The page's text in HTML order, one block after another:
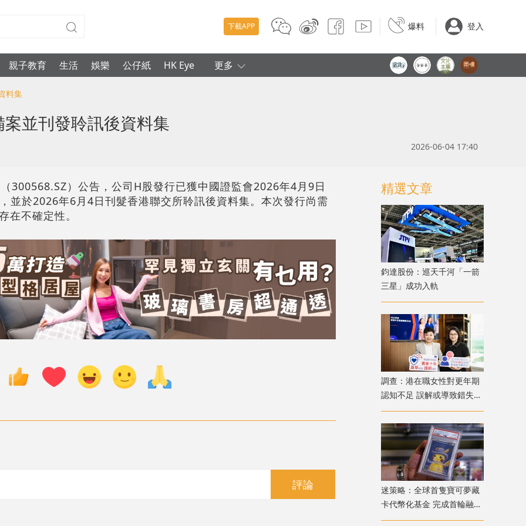
下載APP 爆料 登入
親子教育 生活 娛樂 公仔紙 HK Eye 更多
料集
並刊發聆訊後資料集
2026-06-04 17:40
300568.SZ）公告，公司H股發行已獲中國證監會2026年4月9日
並於2026年6月4日刊髮香港聯交所聆訊後資料集。本次發行尚需
在不確定性。
評論
精選文章
鈞達股份：巡天千河「一箭
三星」成功入軌
調查：港在職女性對更年期
認知不足 誤解或導致錯失
「黃金預防期」
迷策略：全球首隻寶可夢藏
卡代幣化基金 完成首輪融資
兼獲超購